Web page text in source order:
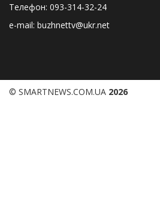
Телефон: 093-314-32-24
e-mail: buzhnettv@ukr.net
© SMARTNEWS.COM.UA 2026